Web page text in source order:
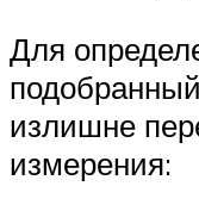
Для
излишне
измерения: